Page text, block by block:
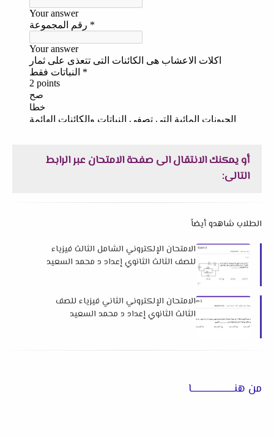
أو يمكنك الانتقال الى صفحة الامتحان عبر الرابط
التالى:
الطلاب شاهدو أيضاً
الامتحان الإلكتروني الشامل الثالث فيزياء
للصف الثالث الثانوي إعداد د محمد السعيد
الامتحان الإلكتروني الثاني فيزياء للصف
الثالث الثانوي إعداد د محمد السعيد
من هنـــــــــــــــــــــــا